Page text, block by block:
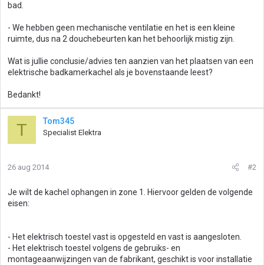
bad.
- We hebben geen mechanische ventilatie en het is een kleine
ruimte, dus na 2 douchebeurten kan het behoorlijk mistig zijn.
Wat is jullie conclusie/advies ten aanzien van het plaatsen van een
elektrische badkamerkachel als je bovenstaande leest?
Bedankt!
T Tom345
Specialist Elektra
26 aug 2014 #2
Je wilt de kachel ophangen in zone 1. Hiervoor gelden de volgende
eisen:
- Het elektrisch toestel vast is opgesteld en vast is aangesloten.
- Het elektrisch toestel volgens de gebruiks- en
montageaanwijzingen van de fabrikant, geschikt is voor installatie